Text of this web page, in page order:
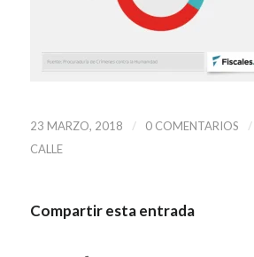
23 MARZO, 2018 / 0 COMENTARIOS /
CALLE
Compartir esta entrada